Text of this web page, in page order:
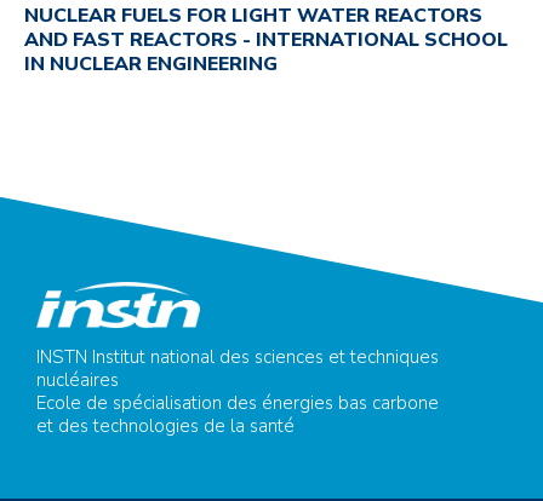
NUCLEAR FUELS FOR LIGHT WATER REACTORS
AND FAST REACTORS - INTERNATIONAL SCHOOL
IN NUCLEAR ENGINEERING
INSTN Institut national des sciences et techniques
nucléaires
Ecole de spécialisation des énergies bas carbone
et des technologies de la santé